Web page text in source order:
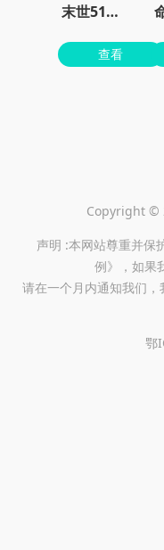
末世51号地堡
查看
Copyright ©
声明 :本网站尊重并保
例》，如果
请在一个月内通知我们
鄂